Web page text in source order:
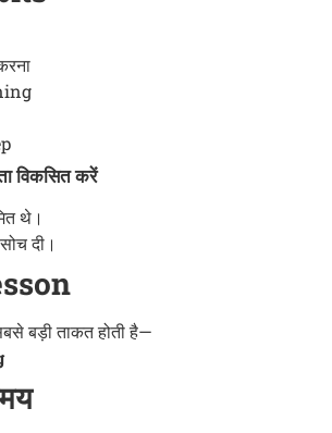
विकसित करें
थे।
दी।
बड़ी ताकत होती है—